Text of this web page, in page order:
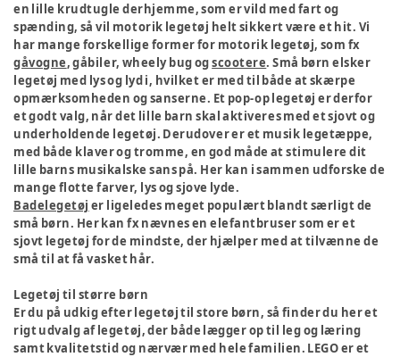
en lille krudtugle derhjemme, som er vild med fart og
spænding, så vil motorik legetøj helt sikkert være et hit. Vi
har mange forskellige former for motorik legetøj, som fx
gåvogne, gåbiler, wheely bug ogscootere. Små børn elsker
legetøj med lys og lyd i, hvilket er med til både at skærpe
opmærksomheden og sanserne. Et pop-op legetøj er derfor
et godt valg, når det lille barn skal aktiveres med et sjovt og
underholdende legetøj. Derudover er et musik legetæppe,
med både klaver og tromme, en god måde at stimulere dit
lille barns musikalske sans på. Her kan i sammen udforske de
mange flotte farver, lys og sjove lyde.
Badelegetøj er ligeledes meget populært blandt særligt de
små børn. Her kan fx nævnes en elefantbruser som er et
sjovt legetøj for de mindste, der hjælper med at tilvænne de
små til at få vasket hår.
Legetøj til større børn
Er du på udkig efter legetøj til store børn, så finder du her et
rigt udvalg af legetøj, der både lægger op til leg og læring
samt kvalitetstid og nærvær med hele familien. LEGO er et